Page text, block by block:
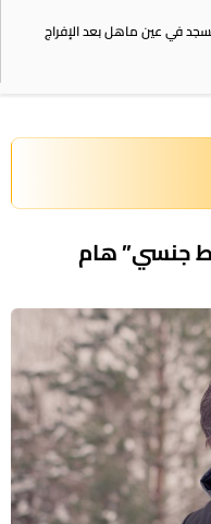
في عين ماهل بعد الإفراج
جنسي” هام